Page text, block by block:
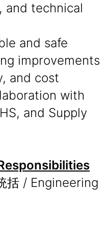
and technical
and safe
improvements
and cost
with
and Supply
括 / Engineering